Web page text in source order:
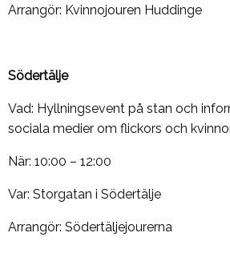
Arrangör: Kvinnojouren Huddinge
Södertälje
Vad: Hyllningsevent på stan och
sociala medier om flickors och
När: 10:00 – 12:00
Var: Storgatan i Södertälje
Arrangör: Södertäljejourerna